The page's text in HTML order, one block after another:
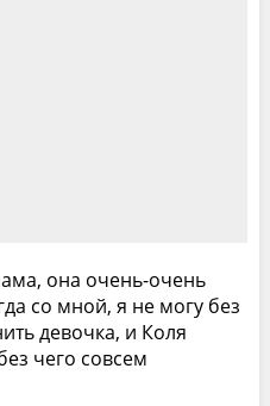
она очень-очень
со мной, я не могу без
девочка, и Коля
чего совсем